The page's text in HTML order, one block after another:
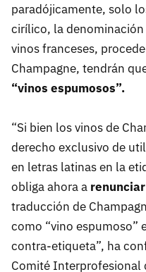
paradójicamente, solo
cirílico, la
vinos franceses,
Champagne, tendrán
“vinos espumosos”.
“Si bien los vinos de
derecho exclusivo de
en letras latinas en la
obliga ahora a
traducción de
como “vino espumoso”
contra-etiqueta”, ha
Comité Interprofesional